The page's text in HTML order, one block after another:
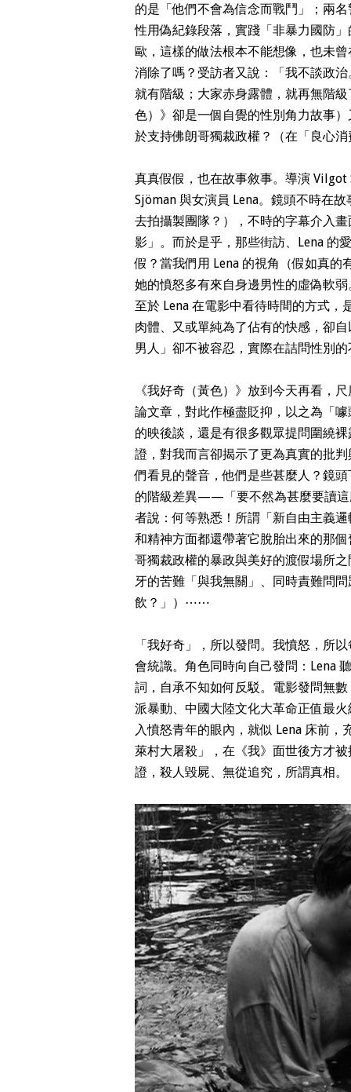
的是「他們不會為信念而戰鬥」；兩
性用偽紀錄段落，實踐「非暴力國防
歐，這樣的做法根本不能想像，也未
消除了嗎？受訪者又說：「我不談政
就有階級；大家赤身露體，就再無階
色）》卻是一個自覺的性別角力故事
於支持佛朗哥獨裁政權？（在「良心
真真假假，也在故事敘事。導演
Sjöman 與女演員 Lena。鏡頭不時在
去拍攝製團隊？），不時的字幕介入
影」。而於是乎，那些街訪、Lena 的
假？當我們用 Lena 的視角（假如真
她的憤怒多有來自身邊男性的虛偽軟
至於 Lena 在電影中看待時間的方式，
肉體、又或單純為了佔有的快感，卻
男人」卻不被容忍，實際在詰問性別
《我好奇（黃色）》放到今天再看，
論文章，對此作極盡貶抑，以之為「
的映後談，還是有很多觀眾提問圍繞
證，對我而言卻揭示了更為真實的批
們看見的聲音，他們是些甚麼人？鏡
的階級差異——「要不然為甚麼要讀這
者說：何等熟悉！所謂「新自由主義
和精神方面都還帶著它脫胎出來的那
哥獨裁政權的暴政與美好的渡假場所
牙的苦難「與我無關」、同時責難問
飲？」）⋯⋯
「我好奇」，所以發問。我憤怒，所
會統識。角色同時向自己發問：Lena
詞，自承不知如何反駁。電影發問無
派暴動、中國大陸文化大革命正值最
入憤怒青年的眼內，就似 Lena 床前
萊村大屠殺」，在《我》面世後方才
證，殺人毀屍、無從追究，所謂真相。